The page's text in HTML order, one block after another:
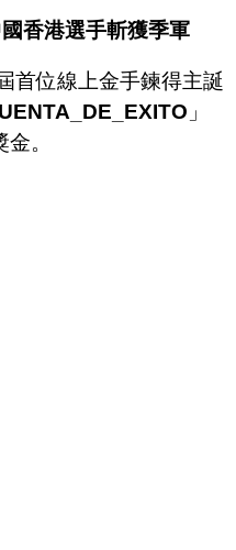
香港選手斬獲季軍
首位線上金手鍊得主誕
」
。